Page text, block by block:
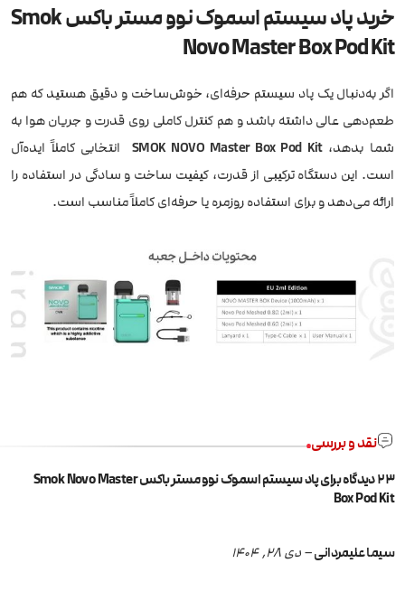
خرید پاد سیستم اسموک نوو مستر باکس Smok
Novo Master Box Pod Kit
اگر به‌دنبال یک پاد سیستم حرفه‌ای، خوش‌ساخت و دقیق هستید که هم
طعم‌دهی عالی داشته باشد و هم کنترل کاملی روی قدرت و جریان هوا به
شما بدهد،SMOK NOVO Master Box Pod Kit انتخابی کاملاً ایده‌آل
است. این دستگاه ترکیبی از قدرت، کیفیت ساخت و سادگی در استفاده را
ارائه می‌دهد و برای استفاده روزمره یا حرفه‌ای کاملاً مناسب است.
نقد و بررسی
23 دیدگاه برای
پاد سیستم اسموک نوو مستر باکس Smok Novo Master
Box Pod Kit
سیما علیمردانی– دی 28, 1404